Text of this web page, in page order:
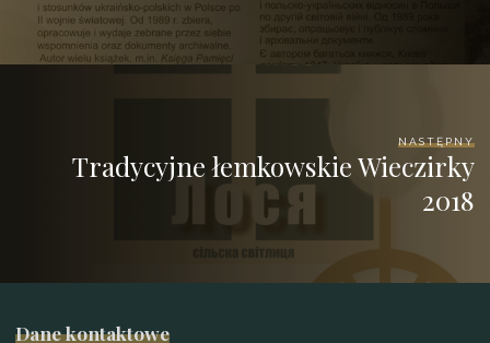
NASTĘPNY
Tradycyjne łemkowskie Wieczirky
2018
Dane kontaktowe